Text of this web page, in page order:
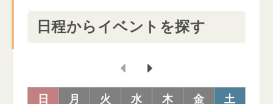
日程からイベントを探す
日 月 火 水 木 金 土